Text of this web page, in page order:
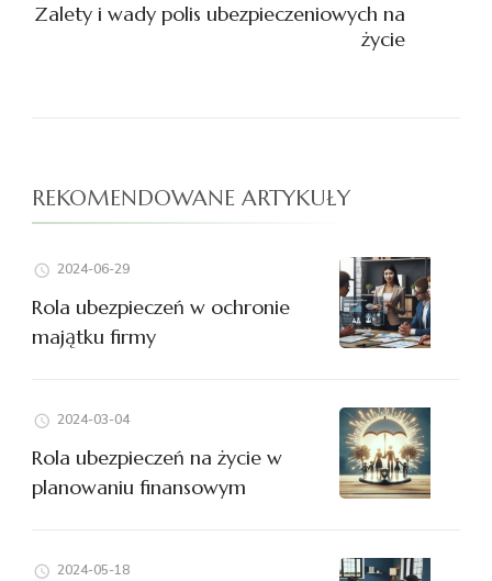
Zalety i wady polis ubezpieczeniowych na
życie
REKOMENDOWANE ARTYKUŁY
2024-06-29
Rola ubezpieczeń w ochronie
majątku firmy
2024-03-04
Rola ubezpieczeń na życie w
planowaniu finansowym
2024-05-18